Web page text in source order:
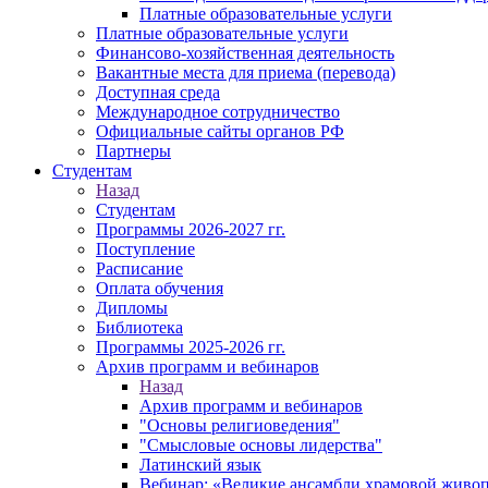
Платные образовательные услуги
Платные образовательные услуги
Финансово-хозяйственная деятельность
Вакантные места для приема (перевода)
Доступная среда
Международное сотрудничество
Официальные сайты органов РФ
Партнеры
Студентам
Назад
Студентам
Программы 2026-2027 гг.
Поступление
Расписание
Оплата обучения
Дипломы
Библиотека
Программы 2025-2026 гг.
Архив программ и вебинаров
Назад
Архив программ и вебинаров
"Основы религиоведения"
"Смысловые основы лидерства"
Латинский язык
Вебинар: «Великие ансамбли храмовой